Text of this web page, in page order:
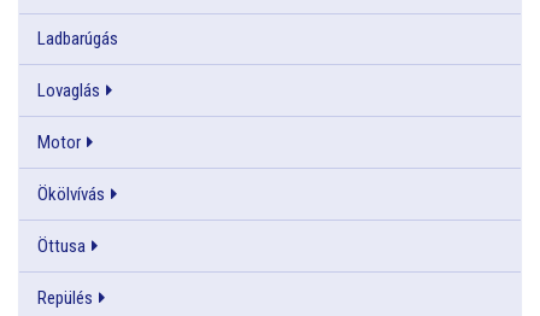
Ladbarúgás
Lovaglás
Motor
Ökölvívás
Öttusa
Repülés